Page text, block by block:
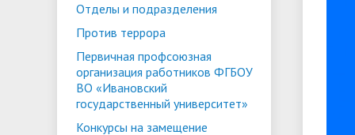
Отделы и подразделения
Против террора
Первичная профсоюзная
организация работников ФГБОУ
ВО «Ивановский
государственный университет»
Конкурсы на замещение